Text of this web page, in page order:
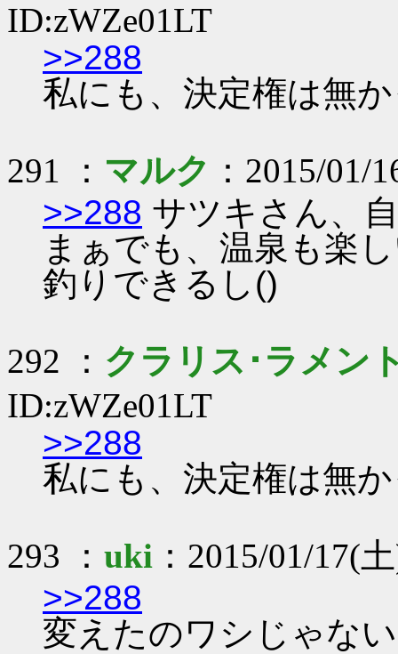
ID:zWZe01LT
>>288
私にも、決定権は無
291 ： マルク ：2015/01/
>>288 サツキさん、
まぁでも、温泉も楽
釣りできるし()
292 ： クラリス･ラメン
ID:zWZe01LT
>>288
私にも、決定権は無
293 ： uki ：2015/01/17(
>>288
変えたのワシじゃな